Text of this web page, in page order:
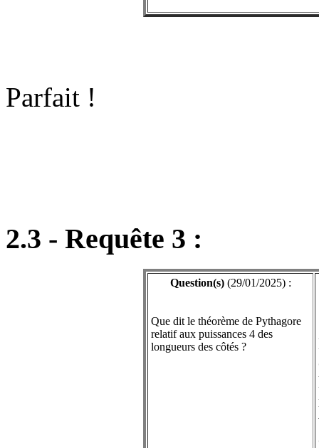
Parfait !
2.3 - Requête 3 :
Question(s)(29/01/2025) :
Que dit le théorème de Pythagore
relatif aux puissances 4 des
longueurs des côtés ?